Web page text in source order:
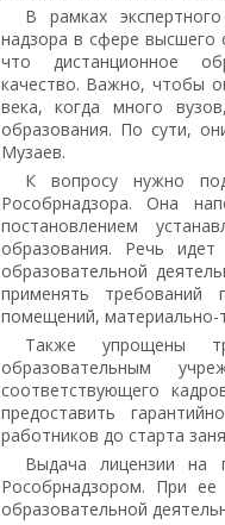
В рамках
надзора в сфере высшего
что дистанционное
качество. Важно, чтобы
века, когда много
образования. По сути,
Музаев.
К вопросу нужно
Рособрнадзора. Она
постановлением
образования. Речь
образовательной
применять требований
помещений, материально-
Также упрощены
образовательным
соответствующего
предоставить
работников до старта
Выдача лицензии на
Рособрнадзором. При ее
образовательной